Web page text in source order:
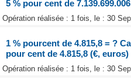
5 % pour cent de
Opération réalisée : 1 fois, le : 30
1 % pourcent de 4.815,8 = ?
pour cent de 4.815,8 (€, euros)
Opération réalisée : 1 fois, le : 30